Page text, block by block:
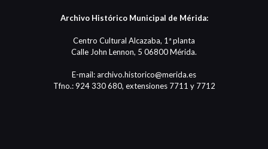
Archivo Histórico Municipal de Mérida:
Centro Cultural Alcazaba, 1ª planta
Calle John Lennon, 5 06800 Mérida.
E-mail: archivo.historico@merida.es
Tfno.: 924 330 680, extensiones 7711 y 7712